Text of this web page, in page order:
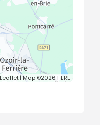
Leaflet| Map ©2026 HERE